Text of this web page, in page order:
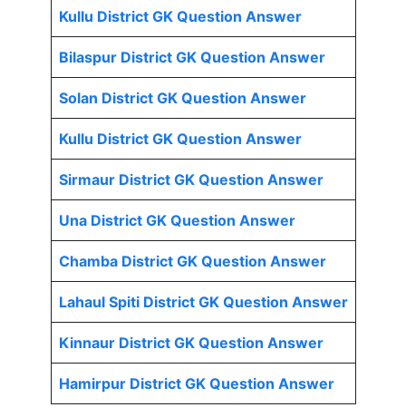
Kullu District GK Question Answer
Bilaspur District GK Question Answer
Solan District GK Question Answer
Kullu District GK Question Answer
Sirmaur District GK Question Answer
Una District GK Question Answer
Chamba District GK Question Answer
Lahaul Spiti District GK Question Answer
Kinnaur District GK Question Answer
Hamirpur District GK Question Answer